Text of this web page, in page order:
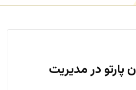
پارتو در مدیریت